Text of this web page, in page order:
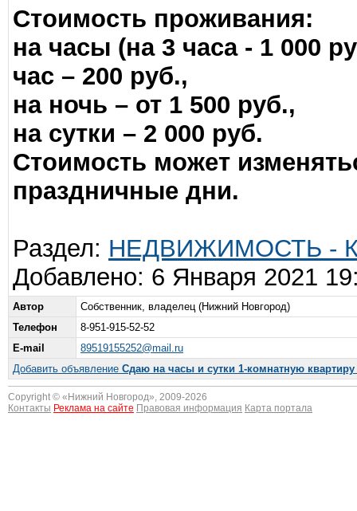
Стоимость проживания:
на часы (на 3 часа - 1 000
час – 200 руб.,
на ночь – от 1 500 руб.,
на сутки – 2 000 руб.
Стоимость может
праздничные дни.
Раздел: НЕДВИЖИМОСТЬ -
Добавлено: 6 Января 2021
Автор
Собственник, владелец (Нижний Новгород)
Телефон
8-951-915-52-52
E-mail
89519155252@mail.ru
Добавить объявление Сдаю на часы и сутки 1-комнатную
Copyright © « Нижний Новгород», 2009-2026
Контакты Реклама на сайте Правовая информация Карта портала